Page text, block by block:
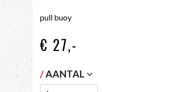
pull buoy
€ 27,-
/AANTAL